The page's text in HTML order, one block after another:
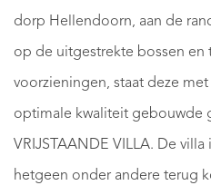
dorp Hellendoorn, aan de
op de uitgestrekte bossen en
voorzieningen, staat deze met
optimale kwaliteit gebouwde
VRIJSTAANDE VILLA. De
hetgeen onder andere terug